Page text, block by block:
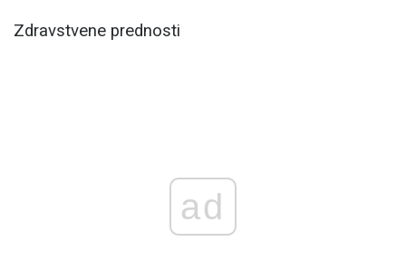
Zdravstvene prednosti
ad